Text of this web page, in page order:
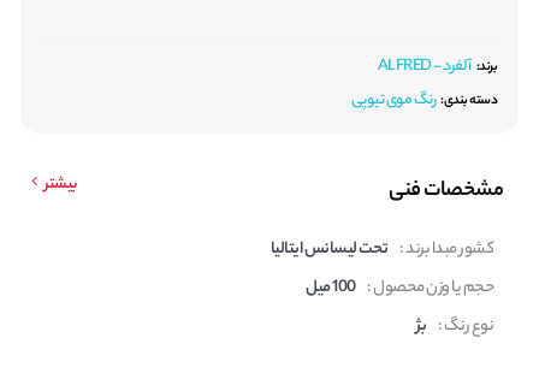
برند: آلفرد - ALFRED
دسته بندی: رنگ موی تیوپی
مشخصات فنی بیشتر
کشور مبدا برند : تحت لیسانس ایتالیا
حجم یا وزن محصول : 100 میل
نوع رنگ : بژ